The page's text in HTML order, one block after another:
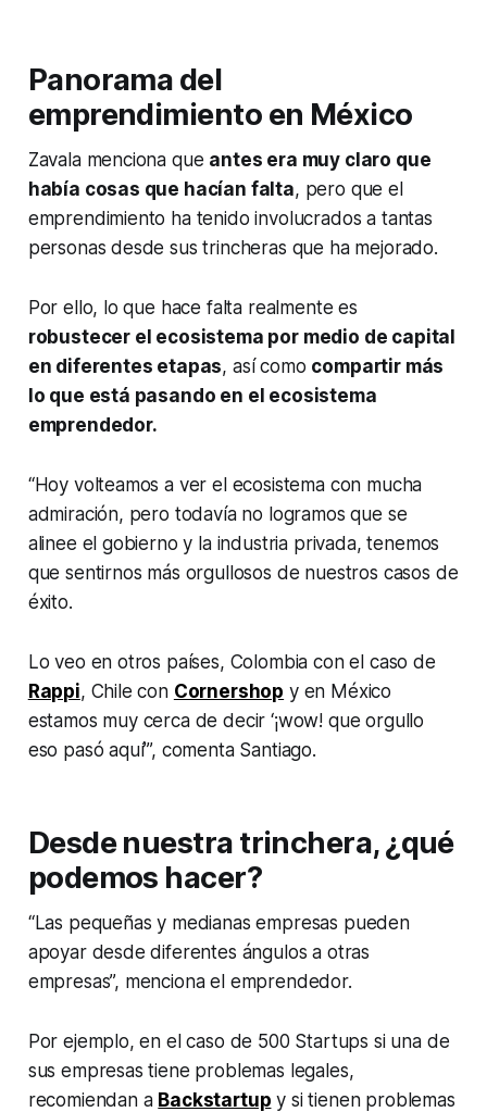
Panorama del
emprendimiento en México
Zavala menciona que antes era muy claro que
había cosas que hacían falta, pero que el
emprendimiento ha tenido involucrados a tantas
personas desde sus trincheras que ha mejorado.
Por ello, lo que hace falta realmente es
robustecer el ecosistema por medio de capital
en diferentes etapas, así como compartir más
lo que está pasando en el ecosistema
emprendedor.
“Hoy volteamos a ver el ecosistema con mucha
admiración, pero todavía no logramos que se
alinee el gobierno y la industria privada, tenemos
que sentirnos más orgullosos de nuestros casos de
éxito.
Lo veo en otros países, Colombia con el caso de
Rappi, Chile con Cornershop y en México
estamos muy cerca de decir‘¡wow! que orgullo
eso pasó aquí’”, comenta Santiago.
Desde nuestra trinchera, ¿qué
podemos hacer?
“Las pequeñas y medianas empresas pueden
apoyar desde diferentes ángulos a otras
empresas”, menciona el emprendedor.
Por ejemplo, en el caso de 500 Startups si una de
sus empresas tiene problemas legales,
recomiendan a Backstartup y si tienen problemas